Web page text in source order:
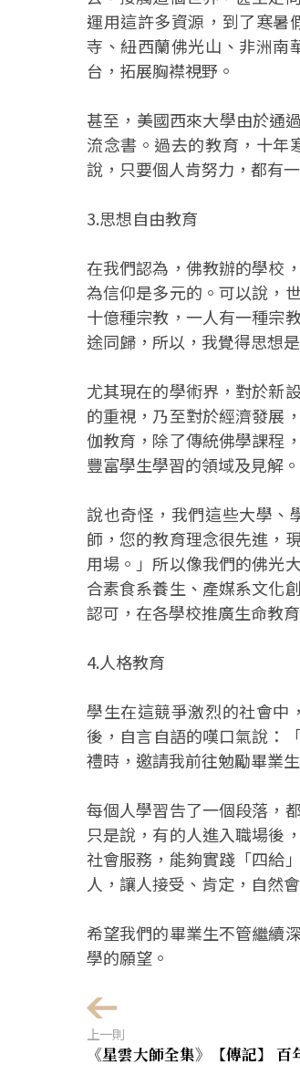
運用這許多資源，到了寒暑
寺、紐西蘭佛光山、非洲南
台，拓展胸襟視野。
甚至，美國西來大學由於通
流念書。過去的教育，十年
說，只要個人肯努力，都有
3.思想自由教育
在我們認為，佛教辦的學校
為信仰是多元的。可以說，
十億種宗教，一人有一種宗
途同歸，所以，我覺得思想
尤其現在的學術界，對於新
的重視，乃至對於經濟發展
伽教育，除了傳統佛學課程
豐富學生學習的領域及見解。
說也奇怪，我們這些大學、
師，您的教育理念很先進，
用場。」所以像我們的佛光
合素食系養生、產媒系文化
認可，在各學校推廣生命教
4.人格教育
學生在這競爭激烈的社會中
後，自言自語的嘆口氣說：
禮時，邀請我前往勉勵畢業
每個人學習告了一個段落，
只是說，有的人進入職場後
社會服務，能夠實踐「四給
人，讓人接受、肯定，自然
希望我們的畢業生不管繼續
學的願望。
上一則
《星雲大師全集》【傳記】